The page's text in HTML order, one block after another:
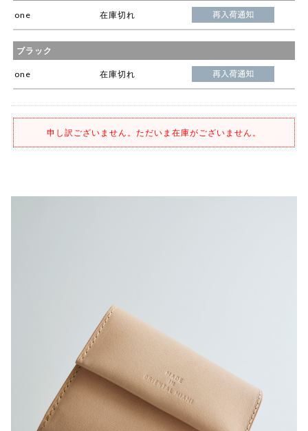
one 在庫切れ
ブラック
one 在庫切れ
申し訳ございません。ただいま在庫がございません。